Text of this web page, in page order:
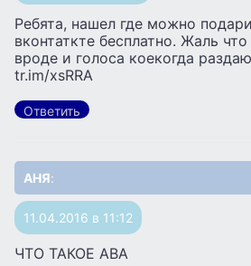
Ребята, нашел где можно
вконтаткте бесплатно. Жаль
вроде и голоса коекогда
tr.im/xsRRA
Ответить
АНЯ:
11.04.2016 в 11:12
ЧТО ТАКОЕ АВА